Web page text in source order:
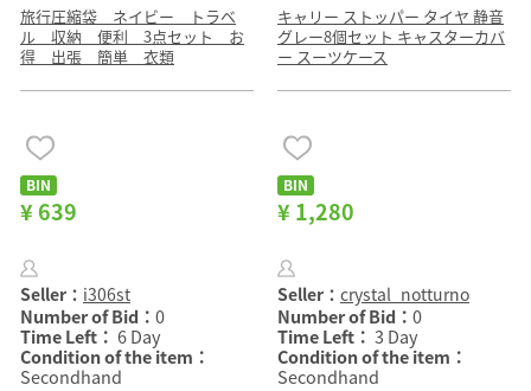
旅行圧縮袋 ネイビー トラベ
ル 収納 便利 3点セット お
得 出張 簡単 衣類
キャリー ストッパー タイヤ 静音
グレー8個セット キャスターカバ
ー スーツケース
BIN
¥ 639
Seller： i306st
Number of Bid： 0
Time Left： 6 Day
Condition of the item：
Secondhand
BIN
¥ 1,280
Seller： crystal_notturno
Number of Bid： 0
Time Left： 3 Day
Condition of the item：
Secondhand